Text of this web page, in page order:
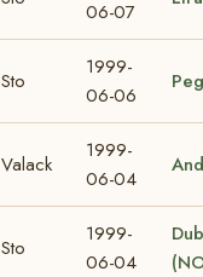
06-07
Sto
1999-
06-06
Valack
1999-
06-04
Sto
1999-
06-04